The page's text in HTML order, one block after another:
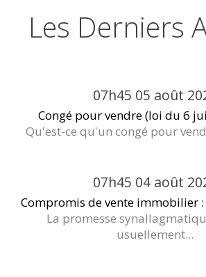
Les Derniers
07h45 05 août
Congé pour vendre (loi du 6
Qu'est-ce qu'un congé pour
07h45 04 août
Compromis de vente immobilier :
La promesse
usuellement...